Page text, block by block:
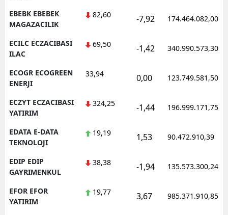
EBEBK EBEBEK
MAGAZACILIK
82,60 -7,92 174.464.082,00
ECILC ECZACIBASI
ILAC
69,50 -1,42 340.990.573,30
ECOGR ECOGREEN
ENERJI
33,94 0,00 123.749.581,50
ECZYT ECZACIBASI
YATIRIM
324,25 -1,44 196.999.171,75
EDATA E-DATA
TEKNOLOJI
19,19 1,53 90.472.910,39
EDIP EDIP
GAYRIMENKUL
38,38 -1,94 135.573.300,24
EFOR EFOR
YATIRIM
19,77 3,67 985.371.910,85